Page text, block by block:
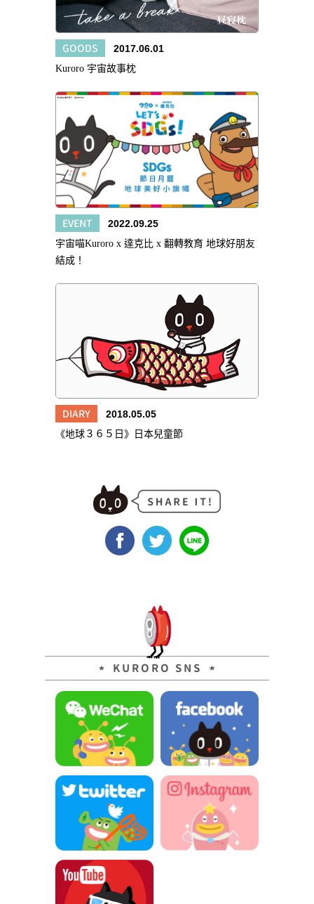
GOODS 2017.06.01
Kuroro 宇宙故事枕
EVENT 2022.09.25
宇宙喵Kuroro x 達克比 x 翻轉教育 地球好朋友
結成！
DIARY 2018.05.05
《地球３６５日》日本兒童節
KURORO SNS